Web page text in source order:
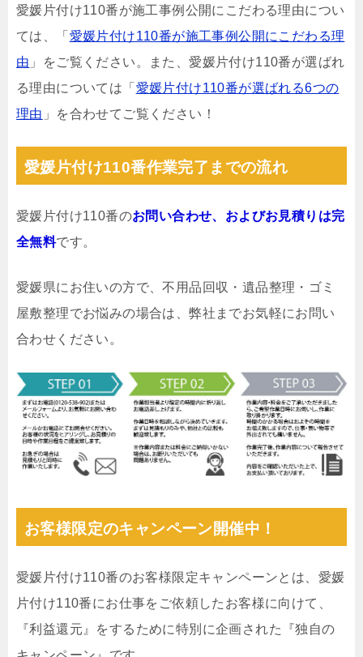
愛媛片付け110番が施工事例公開にこだわる理由につい
ては、「 愛媛片付け110番が施工事例公開にこだわる理
由 」をご覧ください。また、愛媛片付け110番が選ばれ
る理由については「 愛媛片付け110番が選ばれる6つの
理由 」を合わせてご覧ください！
愛媛片付け110番作業完了までの流れ
愛媛片付け110番のお問い合わせ、およびお見積りは完
全無料です。
愛媛県にお住いの方で、不用品回収・遺品整理・ゴミ
屋敷整理でお悩みの場合は、弊社までお気軽にお問い
合わせください。
お客様限定のキャンペーン開催中！
愛媛片付け110番のお客様限定キャンペーンとは、愛媛
片付け110番にお仕事をご依頼したお客様に向けて、
『利益還元』をするために特別に企画された『独自の